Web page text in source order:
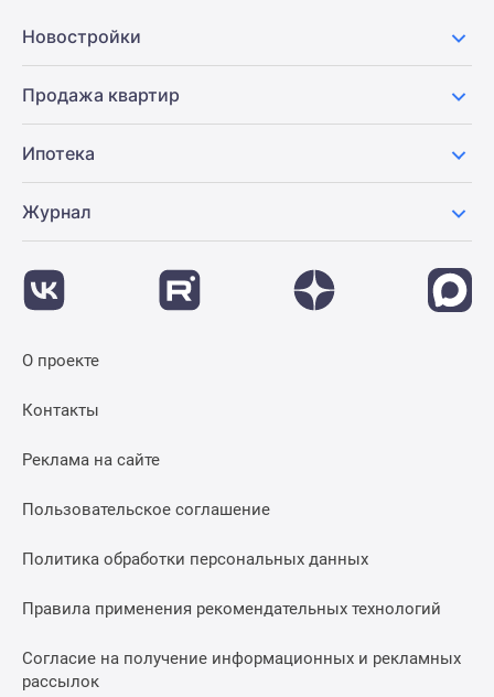
Новостройки
Продажа квартир
Ипотека
Журнал
О проекте
Контакты
Реклама на сайте
Пользовательское соглашение
Политика обработки персональных данных
Правила применения рекомендательных технологий
Согласие на получение информационных и рекламных
рассылок